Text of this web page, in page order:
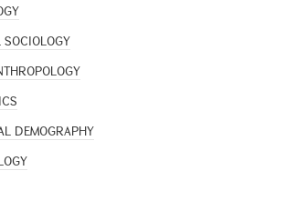
SOCIOLOGY
DEMOGRAPHY